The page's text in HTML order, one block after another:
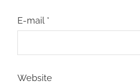
E-mail *
Website